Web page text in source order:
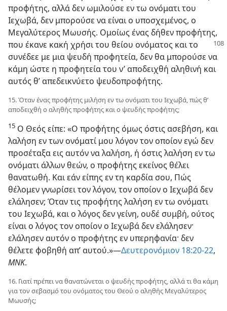
προφήτης, αλλά δεν ωμιλούσε εν τω ονόματι του
Ιεχωβά, δεν μπορούσε να είναι ο υποσχεμένος, ο
Μεγαλύτερος Μωυσής. Ομοίως ένας δήθεν προφήτης,
που έκανε κακή χρήσι του θείου ονόματος καιτο
συνέδεε με μια ψευδή προφητεία, δεν θα μπορούσε να
κάμη ώστε η προφητεία του ν’ αποδειχθή αληθινή και
αυτός θ’ απεδεικνύετο ψευδοπροφήτης.
15. Όταν ένας προφήτης μιλήση εν τω ονόματι του Ιεχωβά, πώς θ’
αποδειχθή ο αληθής προφήτης και ο ψευδής προφήτης;
15 Ο Θεός είπε: «Ο προφήτης όμως όστις ασεβήση, και
λαλήση εν των ονόματί μου λόγον τον οποίον εγώ δεν
προσέταξα εις αυτόν να λαλήση, ή όστις λαλήση εν τω
ονόματι άλλων θεών, ο προφήτης εκείνος θέλει
θανατωθή. Και εάν είπης εν τη καρδία σου, Πώς
θέλομεν γνωρίσει τον λόγον, τον οποίον ο Ιεχωβά δεν
ελάλησεν; Όταν τις προφήτης λαλήση εν τω ονόματι
του Ιεχωβά, και ο λόγος δεν γείνη, ουδέ συμβή, ούτος
είναι ο λόγος τον οποίον ο Ιεχωβά δεν ελάλησεν·
ελάλησεν αυτόν ο προφήτης εν υπερηφανία· δεν
θέλετε φοβηθή απ’ αυτού.»—Δευτερονόμιον 18:20-22,
ΜΝΚ.
16. Γιατί πρέπει να θανατώνεται ο ψευδής προφήτης, αλλά τι θα κάμη
για τον σεβασμό του ονόματος του Θεού ο αληθής Μεγαλύτερος
Μωυσής;